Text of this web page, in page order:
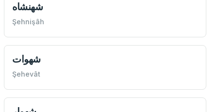
شهنشاه
Şehnişâh
شهوات
Şehevât